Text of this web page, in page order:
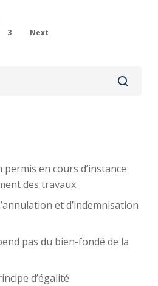
3 Next
en cours d’instance
des travaux
et d’indemnisation
pas du bien-fondé de la
d’égalité